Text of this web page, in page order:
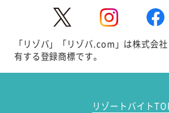
「リゾバ」「リゾバ.com」は株式会
有する登録商標です。
リゾートバイト